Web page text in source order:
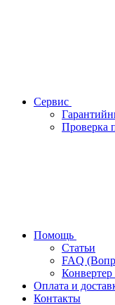
Сервис
Проверка
Помощь
Статьи
FAQ
Конвертер
Оплата и
Контакты